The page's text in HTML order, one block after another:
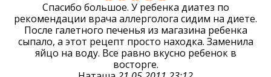
Спасибо большое. У ребенка диатез по
рекомендации врача аллерголога сидим на диете.
После галетного печенья из магазина ребенка
сыпало, а этот рецепт просто находка. Заменила
яйцо на воду. Все равно вкусно ребенок в
восторге.